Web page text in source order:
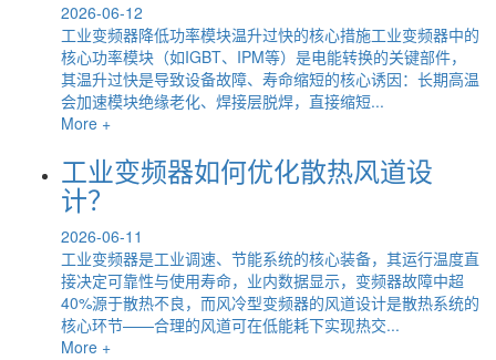
2026-06-12
工业变频器降低功率模块温升过快的核心措施工业变频器中的
核心功率模块（如IGBT、IPM等）是电能转换的关键部件，
其温升过快是导致设备故障、寿命缩短的核心诱因：长期高温
会加速模块绝缘老化、焊接层脱焊，直接缩短...
More +
工业变频器如何优化散热风道设
计？
2026-06-11
工业变频器是工业调速、节能系统的核心装备，其运行温度直
接决定可靠性与使用寿命，业内数据显示，变频器故障中超
40%源于散热不良，而风冷型变频器的风道设计是散热系统的
核心环节——合理的风道可在低能耗下实现热交...
More +